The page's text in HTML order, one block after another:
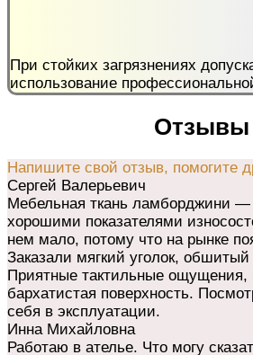
При стойких загрязнениях
использование
Отзывы
Напишите свой отзыв, помогите
Сергей Валерьевич
Мебельная ткань ламборджини
хорошими показателями
нем мало, потому что на рынке
Заказали мягкий уголок,
Приятные тактильные ощущения,
бархатистая поверхность.
себя в эксплуатации.
Инна Михайловна
Работаю в ателье. Что могу